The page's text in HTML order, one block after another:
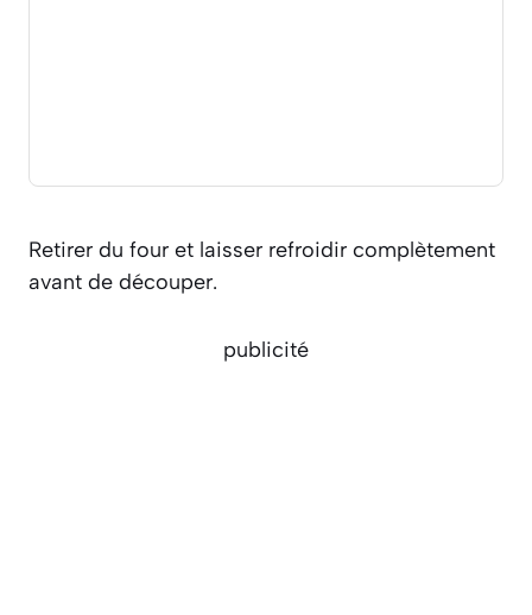
Retirer du four et laisser refroidir complètement
avant de découper.
publicité